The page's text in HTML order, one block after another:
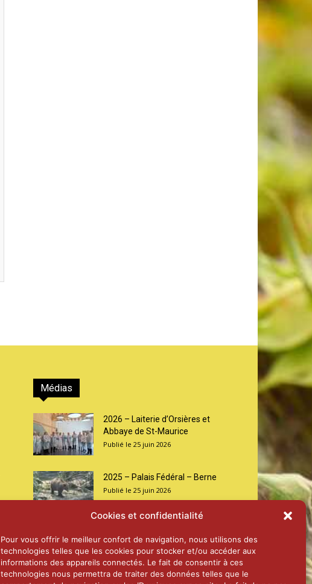
Cookies et confidentialité
Pour vous offrir le meilleur confort de navigation, nous utilisons des
technologies telles que les cookies pour stocker et/ou accéder aux
informations des appareils connectés. Le fait de consentir à ces
technologies nous permettra de traiter des données telles que le
Médias
2026 – Laiterie d’Orsières et
Abbaye de St-Maurice
25 juin 2026
2025 – Palais Fédéral – Berne
25 juin 2026
Aînés – Noël 2024
14 janvier 2025